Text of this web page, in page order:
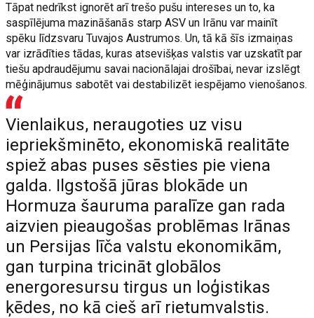
Tāpat nedrīkst ignorēt arī trešo pušu intereses un to, ka
saspīlējuma mazināšanās starp ASV un Irānu var mainīt
spēku līdzsvaru Tuvajos Austrumos. Un, tā kā šīs izmaiņas
var izrādīties tādas, kuras atsevišķas valstis var uzskatīt par
tiešu apdraudējumu savai nacionālajai drošībai, nevar izslēgt
mēģinājumus sabotēt vai destabilizēt iespējamo vienošanos.
Vienlaikus, neraugoties uz visu
iepriekšminēto, ekonomiskā realitāte
spiež abas puses sēsties pie viena
galda. Ilgstošā jūras blokāde un
Hormuza šauruma paralīze gan rada
aizvien pieaugošas problēmas Irānas
un Persijas līča valstu ekonomikām,
gan turpina tricināt globālos
energoresursu tirgus un loģistikas
ķēdes, no kā cieš arī rietumvalstis.